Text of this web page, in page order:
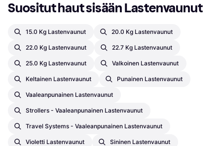
Suositut haut sisään Lastenvaunut
15.0 Kg Lastenvaunut 20.0 Kg Lastenvaunut
22.0 Kg Lastenvaunut 22.7 Kg Lastenvaunut
25.0 Kg Lastenvaunut Valkoinen Lastenvaunut
Keltainen Lastenvaunut Punainen Lastenvaunut
Vaaleanpunainen Lastenvaunut
Strollers - Vaaleanpunainen Lastenvaunut
Travel Systems - Vaaleanpunainen Lastenvaunut
Violetti Lastenvaunut Sininen Lastenvaunut